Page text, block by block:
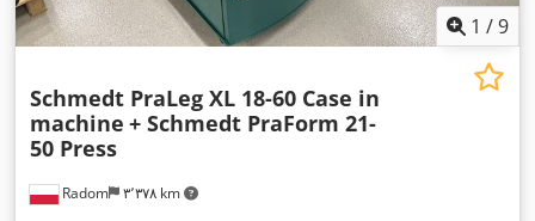
1 /9
Radom ۳٬۳۷۸ km
Schmedt PraLeg XL 18-60 Case in
machine + Schmedt PraForm 21-
50 Press